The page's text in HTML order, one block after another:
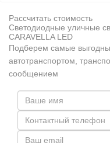
Рассчитать стоимость
Светодиодные уличные
CARAVELLA LED
Подберем самые
автотранспортом,
сообщением